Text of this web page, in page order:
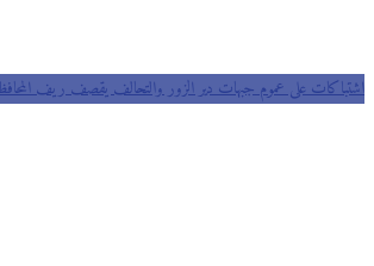
اشتباكات على عموم جبهات دير الزور والتحالف يقصف ريف المحافظة